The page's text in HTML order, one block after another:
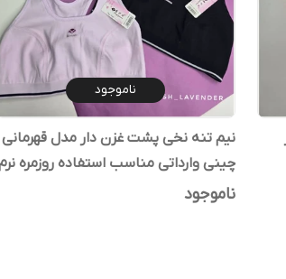
ناموجود
نیم تنه نخی پشت غزن دار مدل قهرمانی
چینی وارداتی مناسب استفاده روزمره
و راحت
ناموجود